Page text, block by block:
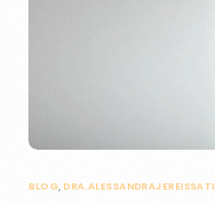
BLOG, DRA.ALESSANDRAJEREISSATI